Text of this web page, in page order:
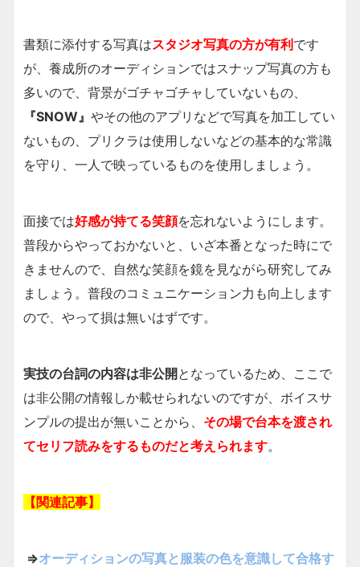
書類に添付する写真はスタジオ写真の方が有利です
が、養成所のオーディションではスナップ写真の方も
多いので、背景がゴチャゴチャしていないもの、
『SNOW』 やその他のアプリなどで写真を加工してい
ないもの、プリクラは使用しないなどの基本的な常識
を守り、一人で映っているものを使用しましょう。
面接では好感が持てる笑顔を忘れないようにします。
普段からやっておかないと、いざ本番となった時にで
きませんので、自然な笑顔を鏡を見ながら研究してみ
ましょう。普段のコミュニケーション力も向上します
ので、やって損は無いはずです。
実技の台詞の内容は非公開となっているため、ここで
は非公開の情報しか載せられないのですが、ボイスサ
ンプルの提出が無いことから、 その場で台本を渡され
てセリフ読みをするものだと考えられます。
【関連記事】
⇒オーディションの写真と服装の色を意識して合格す